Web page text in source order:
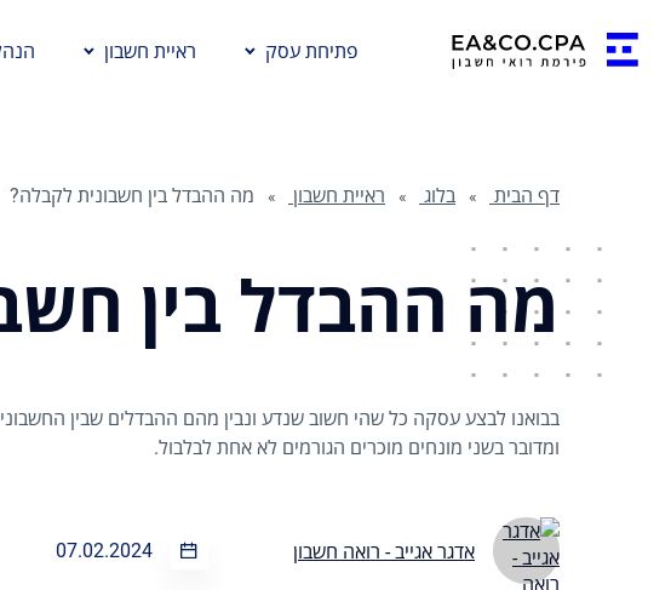
פתיחת עסק ראיית חשבון
דף הבית בלוג ראיית חשבון מה ההבדל בין חשבונית לקבלה?
מה ההבדל בין
בבואנו לבצע עסקה כל שהי חשוב שנדע ונבין מהם ההבדלים שבין
ומדובר בשני מונחים מוכרים הגורמים לא אחת לבלבול.
אדגר אגייב - רואה חשבון 07.02.2024